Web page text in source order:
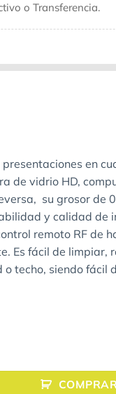
o Transferencia.
en
de vidrio HD,
su grosor de
y calidad de
remoto RF de
Es fácil de limpiar,
techo, siendo fácil
VIDRIO 275″(6.00
COMPRAR